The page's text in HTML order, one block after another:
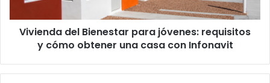
cómo
obtener
unaVivienda del Bienestar para jóvenes: requisitos
y cómo obtener una casa con Infonavit